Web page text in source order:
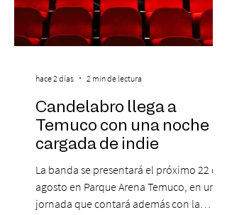
Candelabro llega a
Temuco con una noche
cargada de indie
La banda se presentará el próximo 22 de
agosto en Parque Arena Temuco, en una
jornada que contará además con la
hace 2 días 2 min de lectura